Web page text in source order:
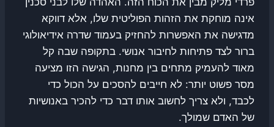
אינה מוחקת את הזהות הפוליטית שלו, אלא דווקא
מדגישה את האפשרות להחזיק בעמוד שדרה אידיאולוגי
ברור לצד פתיחות לחיבור אנושי. בתקופה שבה קל
מאוד להעמיק מתחים בין מחנות, הגישה הזו מציעה
מסר פשוט יותר: לא חייבים להסכים על הכול כדי
לכבד, ולא צריך לחשוב אותו דבר כדי להכיר באנושיות
של האדם שמולך.